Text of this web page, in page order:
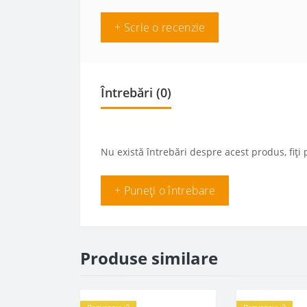
+ Scrie o recenzie
Întrebări (0)
Nu există întrebări despre acest produs,
+ Puneți o întrebare
Produse similare